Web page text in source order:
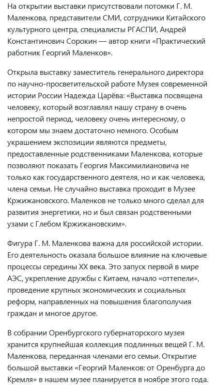
На открытии выставки присутствовали потомки Г. М.
Маленкова, представители СМИ, сотрудники Китайского
культурного центра, специалисты РГАСПИ, Андрей
Константинович Сорокин — автор книги «Практический
работник Георгий Маленков».
Открыла выставку заместитель генерального директора
по научно-просветительской работе Музея современной
истории России Надежда Царёва: «Выставка посвящена
человеку, который возглавлял нашу страну в очень
непростой период, человеку очень интересному, о
котором мы знаем достаточно немного. Особым
украшением экспозиции являются предметы,
предоставленные родственниками Маленкова, которые
позволяют показать Георгия Максимилиановича не
только как государственного деятеля, но и как человека,
члена семьи. Не случайно выставка проходит в Музее
Кржижановского. Маленков не только много сделал для
развития энергетики, но и был связан родственными
узами с Глебом Кржижановским».
Фигура Г. М. Маленкова важна для российской истории.
Его деятельность оказала большое влияние на ключевые
процессы середины ХХ века. Это запуск первой в мире
АЭС, укрепление дружбы с Китаем, начало «оттепели»,
проведение крупных экономических и социальных
реформ, направленных на повышения благополучия
граждан и многое другое.
В собрании Оренбургского губернаторского музея
хранится крупнейшая коллекция подлинных вещей Г. М.
Маленкова, переданная членами его семьи. Открытие
большой выставки «Георгий Маленков: от Оренбурга до
Кремля» в нашем музее планируется в ноябре этого года.